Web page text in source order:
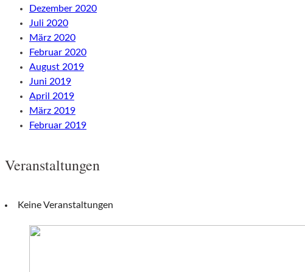
Dezember 2020
Juli 2020
März 2020
Februar 2020
August 2019
Juni 2019
April 2019
März 2019
Februar 2019
Veranstaltungen
Keine Veranstaltungen